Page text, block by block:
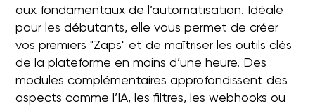
aux fondamentaux de l’automatisation. Idéale
pour les débutants, elle vous permet de créer
vos premiers "Zaps" et de maîtriser les outils clés
de la plateforme en moins d’une heure. Des
modules complémentaires approfondissent des
aspects comme l’IA, les filtres, les webhooks ou